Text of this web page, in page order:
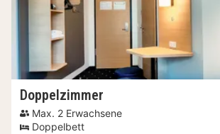
Doppelzimmer
Max. 2 Erwachsene
Doppelbett